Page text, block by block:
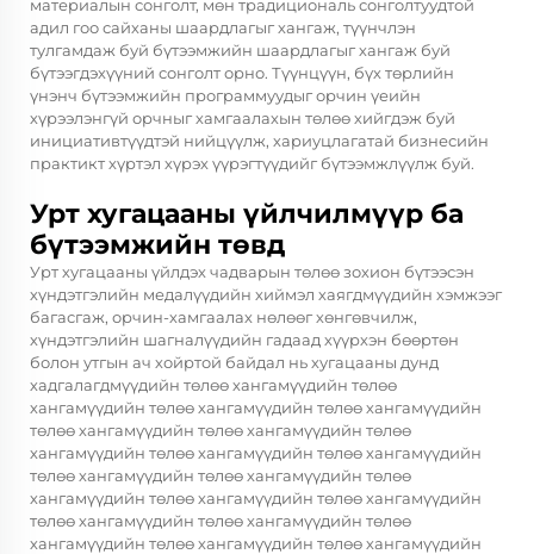
материалын сонголт, мөн традициональ сонголтуудтой
адил гоо сайханы шаардлагыг хангаж, түүнчлэн
тулгамдаж буй бүтээмжийн шаардлагыг хангаж буй
бүтээгдэхүүний сонголт орно. Түүнцүүн, бүх төрлийн
үнэнч бүтээмжийн программуудыг орчин үеийн
хүрээлэнгүй орчныг хамгаалахын төлөө хийгдэж буй
инициативтүүдтэй нийцүүлж, хариуцлагатай бизнесийн
практикт хүртэл хүрэх үүрэгтүүдийг бүтээмжлүүлж буй.
Урт хугацааны үйлчилмүүр ба
бүтээмжийн төвд
Урт хугацааны үйлдэх чадварын төлөө зохион бүтээсэн
хүндэтгэлийн медалүүдийн хиймэл хаягдмүүдийн хэмжээг
багасгаж, орчин-хамгаалах нөлөөг хөнгөвчилж,
хүндэтгэлийн шагналүүдийн гадаад хүүрхэн бөөртөн
болон утгын ач хойртой байдал нь хугацааны дунд
хадгалагдмүүдийн төлөө хангамүүдийн төлөө
хангамүүдийн төлөө хангамүүдийн төлөө хангамүүдийн
төлөө хангамүүдийн төлөө хангамүүдийн төлөө
хангамүүдийн төлөө хангамүүдийн төлөө хангамүүдийн
төлөө хангамүүдийн төлөө хангамүүдийн төлөө
хангамүүдийн төлөө хангамүүдийн төлөө хангамүүдийн
төлөө хангамүүдийн төлөө хангамүүдийн төлөө
хангамүүдийн төлөө хангамүүдийн төлөө хангамүүдийн